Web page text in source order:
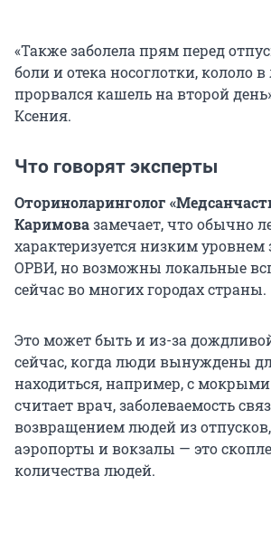
«Также заболела прям перед
боли и отека носоглотки, кололо в
прорвался кашель на второй
Ксения.
Что говорят эксперты
Оториноларинголог
Каримовазамечает, что обычно
характеризуется низким уровнем
ОРВИ, но возможны локальные
сейчас во многих городах страны.
Это может быть и из-за
сейчас, когда люди вынуждены
находиться, например, с
считает врач, заболеваемость
возвращением людей из
аэропорты и вокзалы — это
количества людей.